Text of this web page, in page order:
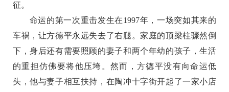
征。
命运的第一次重击发生在1997年，一场突如其来的
车祸，让方德平永远失去了右腿。家庭的顶梁柱骤然倒
下，身后还有需要照顾的妻子和两个年幼的孩子，生活
的重担仿佛要将他压垮。然而，方德平没有向命运低
头，他与妻子相互扶持，在陶冲十字街开起了一家小店